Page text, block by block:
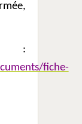
:
fiche-